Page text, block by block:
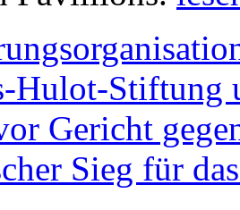
Hulot-Stiftung
Gericht
Sieg für